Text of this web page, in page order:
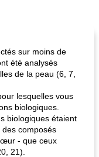
sur moins de
été analysés
de la peau (6, 7,
lesquelles vous
biologiques.
biologiques étaient
composés
- que ceux
21).